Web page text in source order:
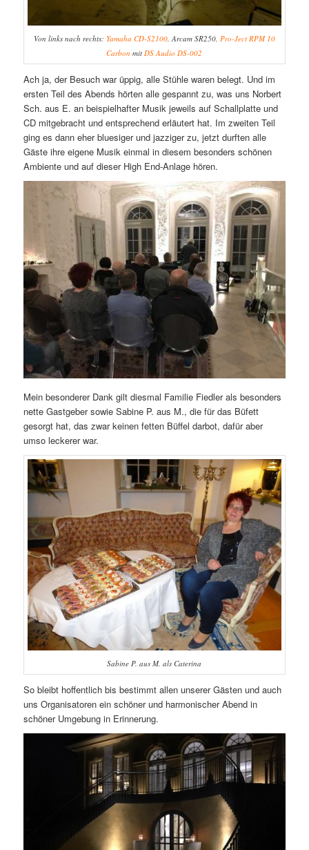
Von links nach rechts: Yamaha CD-S2100, Arcam SR250, Pro-Ject RPM 10
Carbon mitDS Audio DS-002
Ach ja, der Besuch war üppig, alle Stühle waren belegt. Und im
ersten Teil des Abends hörten alle gespannt zu, was uns Norbert
Sch. aus E. an beispielhafter Musik jeweils auf Schallplatte und
CD mitgebracht und entsprechend erläutert hat. Im zweiten Teil
ging es dann eher bluesiger und jazziger zu, jetzt durften alle
Gäste ihre eigene Musik einmal in diesem besonders schönen
Ambiente und auf dieser High End-Anlage hören.
Mein besonderer Dank gilt diesmal Familie Fiedler als besonders
nette Gastgeber sowie Sabine P. aus M., die für das Büfett
gesorgt hat, das zwar keinen fetten Büffel darbot, dafür aber
umso leckerer war.
Sabine P. aus M. als Caterina
So bleibt hoffentlich bis bestimmt allen unserer Gästen und auch
uns Organisatoren ein schöner und harmonischer Abend in
schöner Umgebung in Erinnerung.